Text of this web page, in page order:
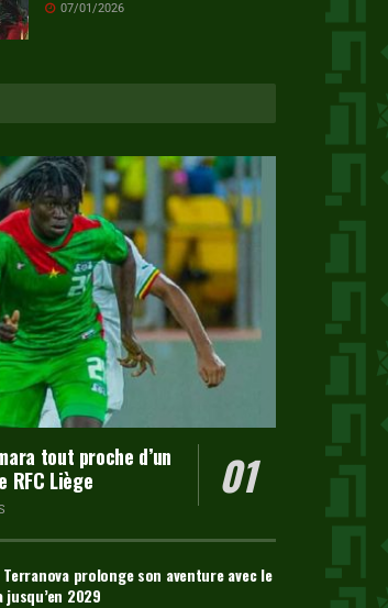
07/01/2026
tout proche d’un
RFC Liège
Terranova prolonge son aventure avec le
jusqu’en 2029